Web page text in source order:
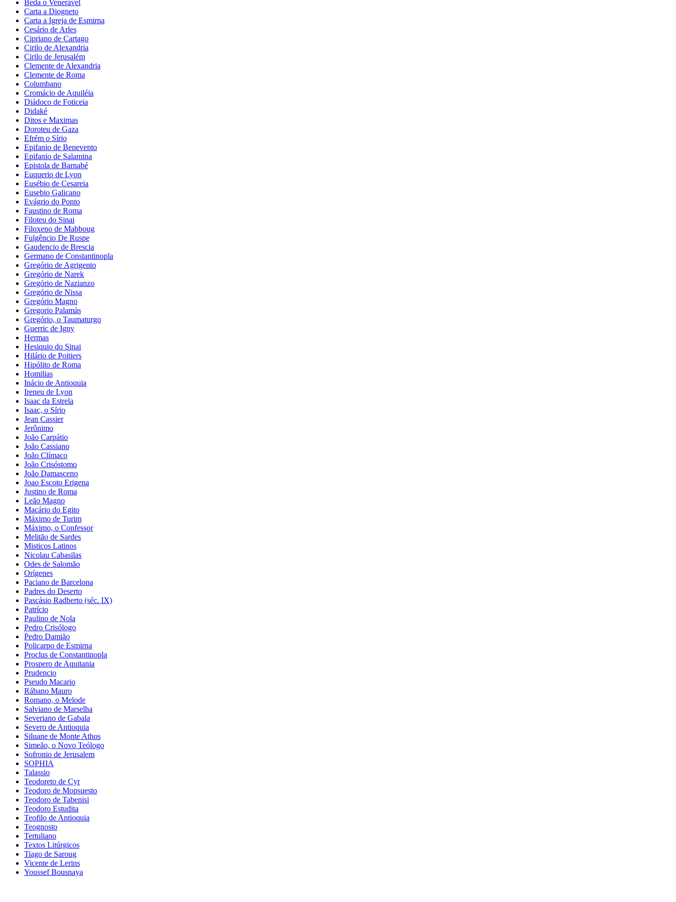
Beda o Venerável
Carta a Diogneto
Carta a Igreja de Esmirna
Cesário de Arles
Cipriano de Cartago
Cirilo de Alexandria
Cirilo de Jerusalém
Clemente de Alexandria
Clemente de Roma
Columbano
Cromácio de Aquiléia
Diádoco de Foticeia
Didaké
Ditos e Maximas
Doroteu de Gaza
Efrém o Sírio
Epifanio de Benevento
Epifanio de Salamina
Epistola de Barnabé
Euquerio de Lyon
Eusébio de Cesareia
Eusebio Galicano
Evágrio do Ponto
Faustino de Roma
Filoteu do Sinai
Filoxeno de Mabboug
Fulgêncio De Ruspe
Gaudencio de Brescia
Germano de Constantinopla
Gregório de Agrigento
Gregório de Narek
Gregório de Nazianzo
Gregório de Nissa
Gregório Magno
Gregorio Palamàs
Gregório, o Taumaturgo
Guerric de Igny
Hermas
Hesiquio do Sinai
Hilário de Poitiers
Hipólito de Roma
Homilias
Inácio de Antioquia
Ireneu de Lyon
Isaac da Estrela
Isaac, o Sírio
Jean Cassier
Jerônimo
João Carpátio
João Cassiano
João Clímaco
João Crisóstomo
João Damasceno
Joao Escoto Erigena
Justino de Roma
Leão Magno
Macário do Egito
Máximo de Turim
Máximo, o Confessor
Melitão de Sardes
Misticos Latinos
Nicolau Cabasilas
Odes de Salomão
Orígenes
Paciano de Barcelona
Padres do Deserto
Pascásio Radberto (séc. IX)
Patrício
Paulino de Nola
Pedro Crisólogo
Pedro Damião
Policarpo de Esmirna
Proclus de Constantinopla
Prospero de Aquitania
Prudencio
Pseudo Macario
Rábano Mauro
Romano, o Melode
Salviano de Marselha
Severiano de Gabala
Severo de Antioquia
Siluane de Monte Athos
Simeão, o Novo Teólogo
Sofronio de Jerusalem
SOPHIA
Talassio
Teodoreto de Cyr
Teodoro de Mopsuesto
Teodoro de Tabenisi
Teodoro Estudita
Teofilo de Antioquia
Teognosto
Tertuliano
Textos Litúrgicos
Tiago de Saroug
Vicente de Lerins
Youssef Bousnaya